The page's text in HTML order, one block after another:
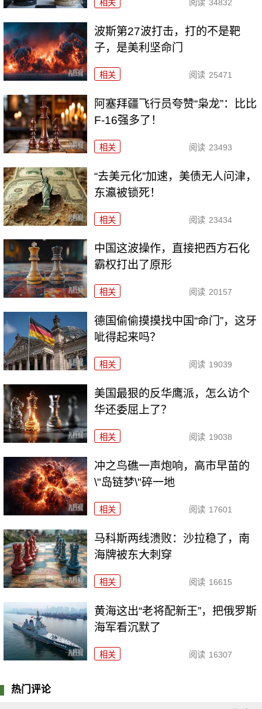
相关 阅读 34832
波斯第27波打击，打的不是靶
子，是美利坚命门
相关 阅读 25471
阿塞拜疆飞行员夸赞“枭龙”：比比
F-16强多了！
相关 阅读 23493
“去美元化”加速，美债无人问津，
东瀛被锁死！
相关 阅读 23434
中国这波操作，直接把西方石化
霸权打出了原形
相关 阅读 20157
德国偷偷摸摸找中国“命门”，这牙
呲得起来吗？
相关 阅读 19039
美国最狠的反华鹰派，怎么访个
华还委屈上了？
相关 阅读 19038
冲之鸟礁一声炮响，高市早苗的
\"岛链梦\"碎一地
相关 阅读 17601
马科斯两线溃败：沙拉稳了，南
海牌被东大刺穿
相关 阅读 16615
黄海这出“老将配新王”，把俄罗斯
海军看沉默了
相关 阅读 16307
热门评论